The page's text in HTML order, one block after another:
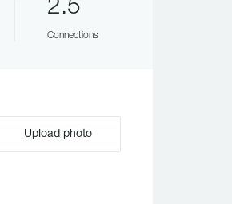
2.5
Connections
Upload photo